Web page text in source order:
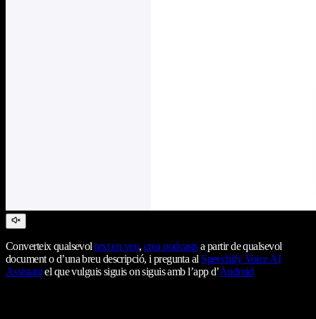
Converteix qualsevoltext en veu, crea podcastsa partir de qualsevol
document o d’una breu descripció, i pregunta al Speechify Voice AI
Assistantel que vulguis siguis on siguis amb l’app d’Android